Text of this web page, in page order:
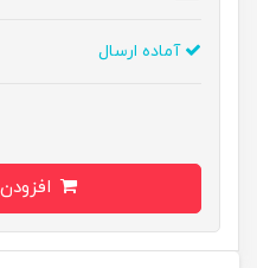
آماده ارسال